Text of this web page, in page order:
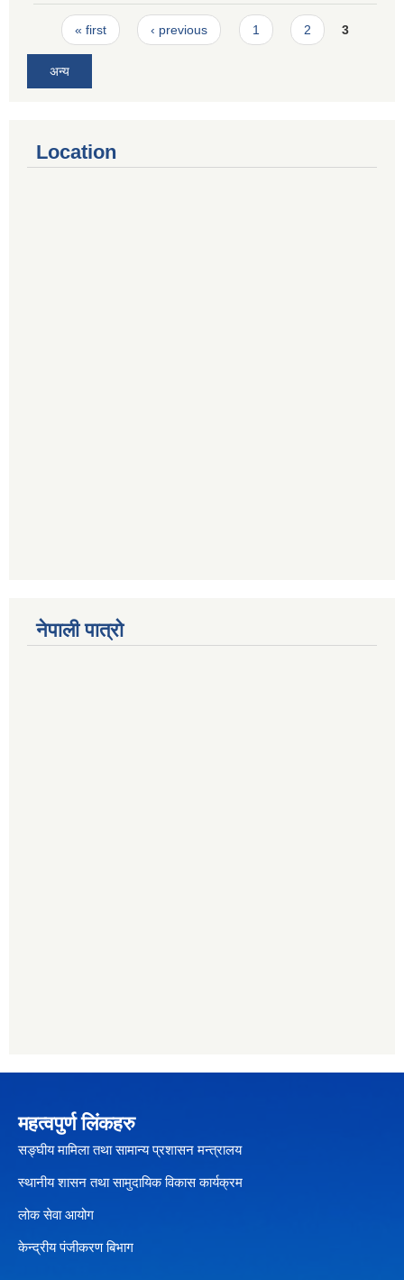
Pages
« first ‹ previous 1 2 3
अन्य
Location
नेपाली पात्रो
महत्वपुर्ण लिंकहरु
सङ्घीय मामिला तथा सामान्य प्रशासन मन्त्रालय
स्थानीय शासन तथा सामुदायिक विकास कार्यक्रम
लोक सेवा आयोग
केन्द्रीय पंजीकरण बिभाग